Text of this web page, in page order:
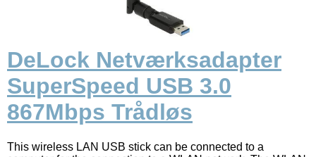
DeLock Netværksadapter
SuperSpeed USB 3.0
867Mbps Trådløs
This wireless LAN USB stick can be connected to a